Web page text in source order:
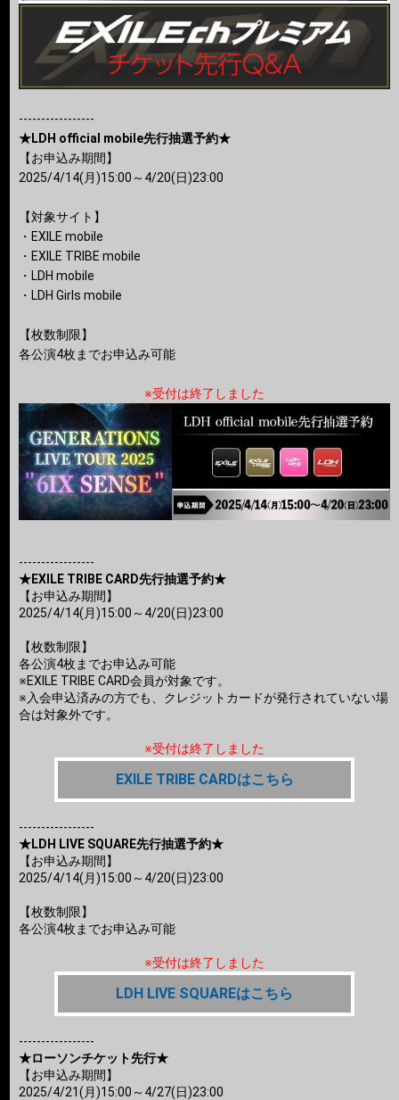
-----------------
★LDH official mobile先行抽選予約★
【お申込み期間】
2025/4/14(月)15:00～4/20(日)23:00
【対象サイト】
・EXILE mobile
・EXILE TRIBE mobile
・LDH mobile
・LDH Girls mobile
【枚数制限】
各公演4枚までお申込み可能
※受付は終了しました
-----------------
★EXILE TRIBE CARD先行抽選予約★
【お申込み期間】
2025/4/14(月)15:00～4/20(日)23:00
【枚数制限】
各公演4枚までお申込み可能
※EXILE TRIBE CARD会員が対象です。
※入会申込済みの方でも、クレジットカードが発行されていない場
合は対象外です。
※受付は終了しました
EXILE TRIBE CARDはこちら
-----------------
★LDH LIVE SQUARE先行抽選予約★
【お申込み期間】
2025/4/14(月)15:00～4/20(日)23:00
【枚数制限】
各公演4枚までお申込み可能
※受付は終了しました
LDH LIVE SQUAREはこちら
-----------------
★ローソンチケット先行★
【お申込み期間】
2025/4/21(月)15:00～4/27(日)23:00